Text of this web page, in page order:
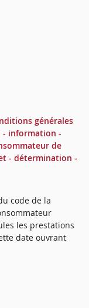
générales
- information -
de
- détermination -
code de la
les prestations
date ouvrant